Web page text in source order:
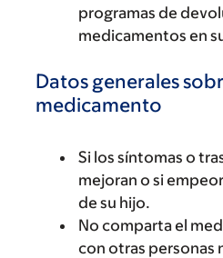
programas de
medicamentos en
Datos generales
medicamento
Si los síntomas o
mejoran o si
de su hijo.
No comparta el
con otras personas